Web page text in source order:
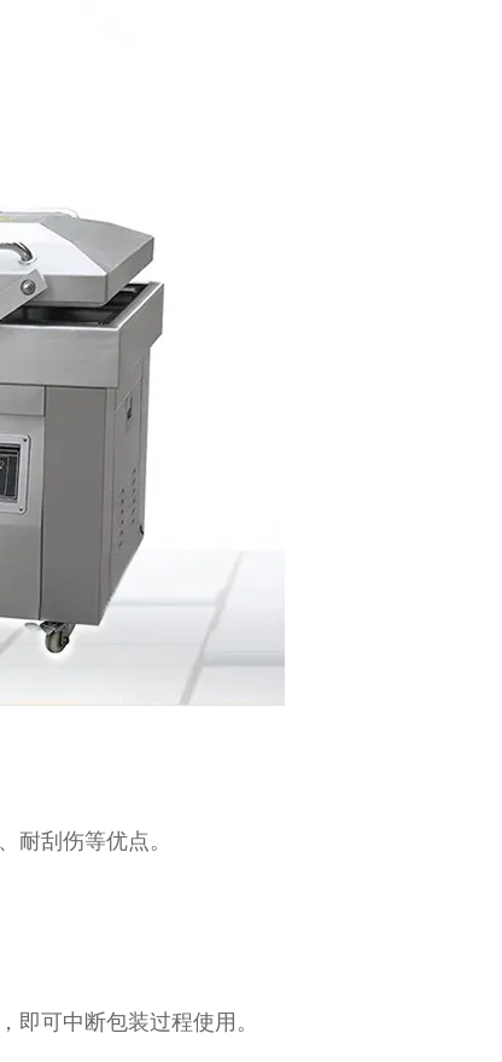
耐刮伤等优点。
即可中断包装过程使用。